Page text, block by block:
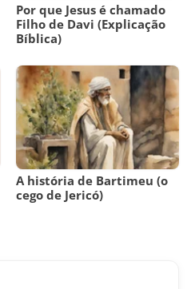
Por que Jesus é chamado
Filho de Davi (Explicação
Bíblica)
A história de Bartimeu (o
cego de Jericó)